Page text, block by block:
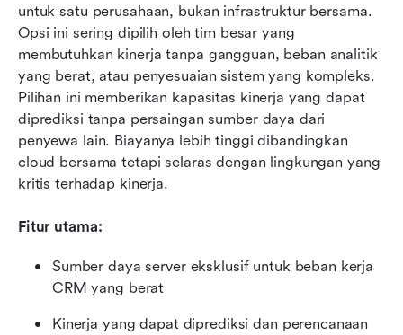
untuk satu perusahaan, bukan infrastruktur bersama.
Opsi ini sering dipilih oleh tim besar yang
membutuhkan kinerja tanpa gangguan, beban analitik
yang berat, atau penyesuaian sistem yang kompleks.
Pilihan ini memberikan kapasitas kinerja yang dapat
diprediksi tanpa persaingan sumber daya dari
penyewa lain. Biayanya lebih tinggi dibandingkan
cloud bersama tetapi selaras dengan lingkungan yang
kritis terhadap kinerja.
Fitur utama:
Sumber daya server eksklusif untuk beban kerja
CRM yang berat
Kinerja yang dapat diprediksi dan perencanaan